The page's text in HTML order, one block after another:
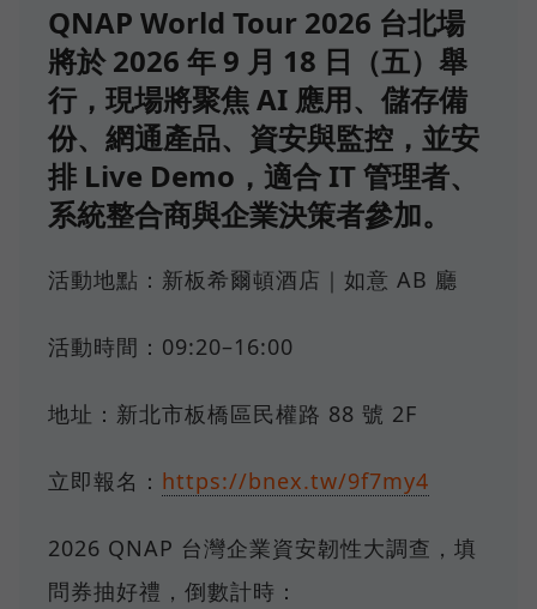
QNAP World Tour 2026 台北場
將於 2026 年 9 月 18 日（五）舉
行，現場將聚焦 AI 應用、儲存備
份、網通產品、資安與監控，並安
排 Live Demo，適合 IT 管理者、
系統整合商與企業決策者參加。
活動地點：新板希爾頓酒店｜如意 AB 廳
活動時間：09:20–16:00
地址：新北市板橋區民權路 88 號 2F
立即報名： https://bnex.tw/9f7my4
2026 QNAP 台灣企業資安韌性大調查，填
問券抽好禮，倒數計時：